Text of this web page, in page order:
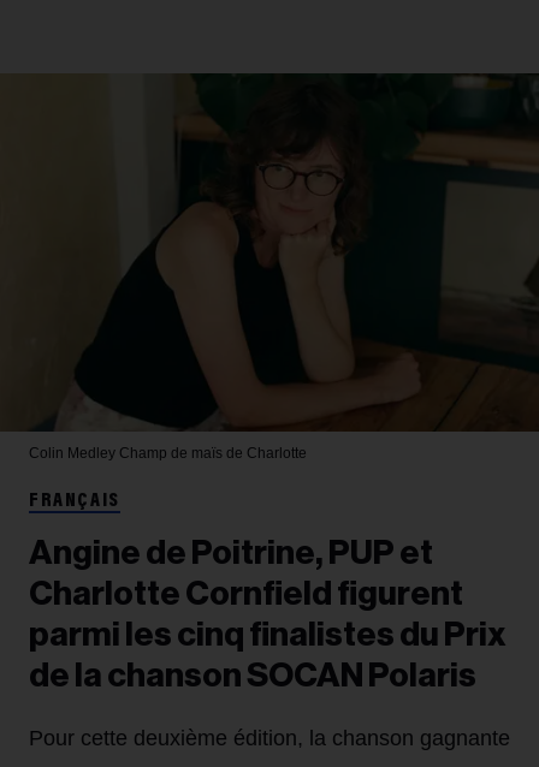
Colin Medley Champ de maïs de Charlotte
FRANÇAIS
Angine de Poitrine, PUP et
Charlotte Cornfield figurent
parmi les cinq finalistes du Prix
de la chanson SOCAN Polaris
Pour cette deuxième édition, la chanson gagnante